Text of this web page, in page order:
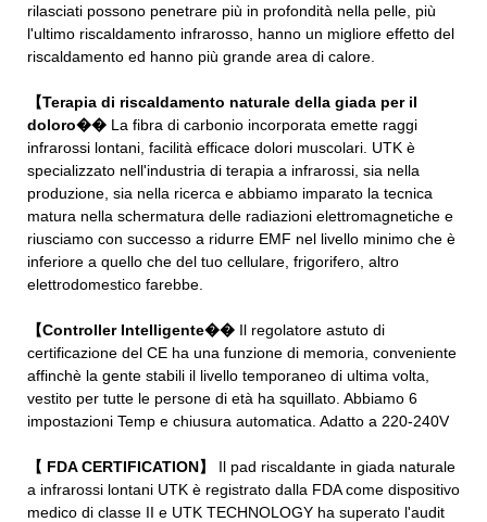
rilasciati possono penetrare più in profondità nella pelle, più
l'ultimo riscaldamento infrarosso, hanno un migliore effetto del
riscaldamento ed hanno più grande area di calore.
【Terapia di riscaldamento naturale della giada per il
doloro�� La fibra di carbonio incorporata emette raggi
infrarossi lontani, facilità efficace dolori muscolari. UTK è
specializzato nell'industria di terapia a infrarossi, sia nella
produzione, sia nella ricerca e abbiamo imparato la tecnica
matura nella schermatura delle radiazioni elettromagnetiche e
riusciamo con successo a ridurre EMF nel livello minimo che è
inferiore a quello che del tuo cellulare, frigorifero, altro
elettrodomestico farebbe.
【Controller Intelligente�� Il regolatore astuto di
certificazione del CE ha una funzione di memoria, conveniente
affinchè la gente stabili il livello temporaneo di ultima volta,
vestito per tutte le persone di età ha squillato. Abbiamo 6
impostazioni Temp e chiusura automatica. Adatto a 220-240V
【 FDA CERTIFICATION】 Il pad riscaldante in giada naturale
a infrarossi lontani UTK è registrato dalla FDA come dispositivo
medico di classe II e UTK TECHNOLOGY ha superato l'audit